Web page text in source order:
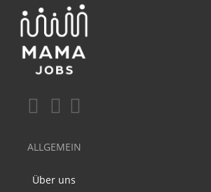
ALLGEMEIN
Über uns